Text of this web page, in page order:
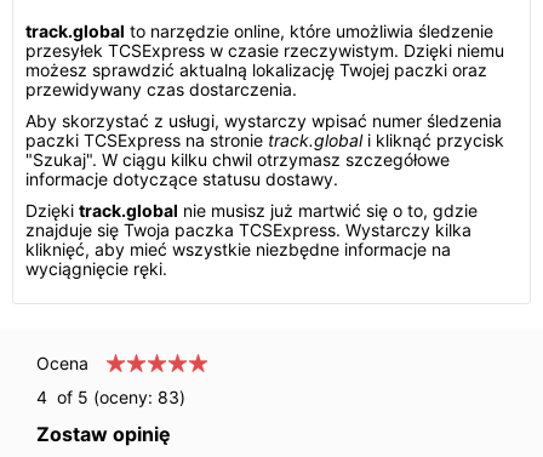
track.global to narzędzie online, które umożliwia śledzenie
przesyłek TCSExpress w czasie rzeczywistym. Dzięki niemu
możesz sprawdzić aktualną lokalizację Twojej paczki oraz
przewidywany czas dostarczenia.
Aby skorzystać z usługi, wystarczy wpisać numer śledzenia
paczki TCSExpress na stronie track.globali kliknąć przycisk
"Szukaj". W ciągu kilku chwil otrzymasz szczegółowe
informacje dotyczące statusu dostawy.
Dzięki track.global nie musisz już martwić się o to, gdzie
znajduje się Twoja paczka TCSExpress. Wystarczy kilka
kliknięć, aby mieć wszystkie niezbędne informacje na
wyciągnięcie ręki.
Ocena
4 of 5 (oceny: 83)
Zostaw opinię